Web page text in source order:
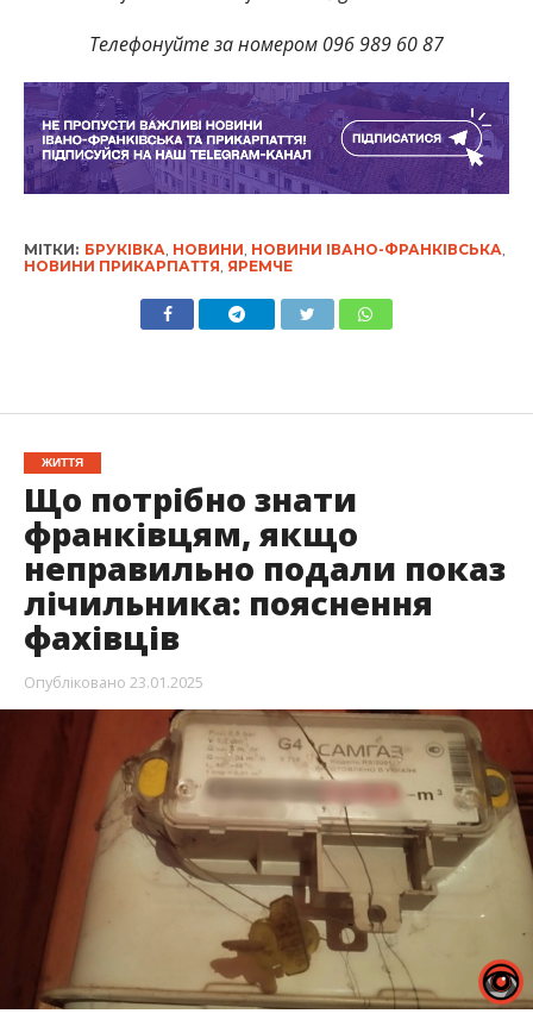
Телефонуйте за номером 096 989 60 87
МІТКИ: БРУКІВКА НОВИНИ НОВИНИ ІВАНО-ФРАНКІВСЬКА
НОВИНИ ПРИКАРПАТТЯ ЯРЕМЧЕ
ЖИТТЯ
Що потрібно знати
франківцям, якщо
неправильно подали показ
лічильника: пояснення
фахівців
Опубліковано 23.01.2025